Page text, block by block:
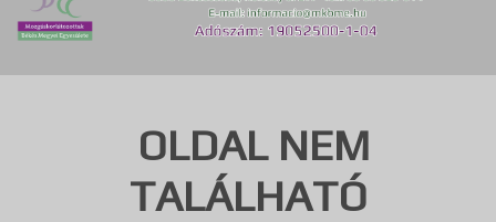
OLDAL NEM
TALÁLHATÓ